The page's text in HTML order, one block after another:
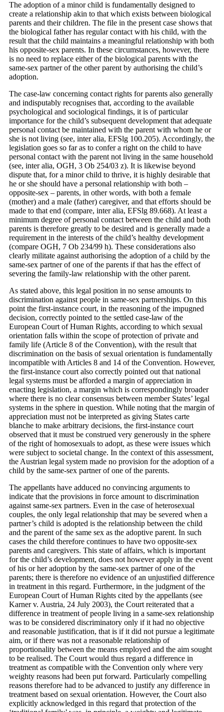
The adoption of a minor child is fundamentally designed to
create a relationship akin to that which exists between biological
parents and their children. The file in the present case shows that
the biological father has regular contact with his child, with the
result that the child maintains a meaningful relationship with both
his opposite-sex parents. In these circumstances, however, there
is no need to replace either of the biological parents with the
same-sex partner of the other parent by authorising the child’s
adoption.
The case-law concerning contact rights for parents also generally
and indisputably recognises that, according to the available
psychological and sociological findings, it is of particular
importance for the child’s subsequent development that adequate
personal contact be maintained with the parent with whom he or
she is not living (see, inter alia, EFSlg 100.205). Accordingly, the
legislation goes so far as to confer a right on the child to have
personal contact with the parent not living in the same household
(see, inter alia, OGH, 3 Ob 254/03 z). It is likewise beyond
dispute that, for a minor child to thrive, it is highly desirable that
he or she should have a personal relationship with both –
opposite-sex – parents, in other words, with both a female
(mother) and a male (father) caregiver, and that efforts should be
made to that end (compare, inter alia, EFSlg 89.668). At least a
minimum degree of personal contact between the child and both
parents is therefore greatly to be desired and is generally made a
requirement in the interests of the child’s healthy development
(compare OGH, 7 Ob 234/99 h). These considerations also
clearly militate against authorising the adoption of a child by the
same-sex partner of one of the parents if that has the effect of
severing the family-law relationship with the other parent.
As stated above, this legal position in no sense amounts to
discrimination against people in same-sex partnerships. On this
point the first-instance court, in the reasoning of the impugned
decision, correctly pointed to the settled case-law of the
European Court of Human Rights, according to which sexual
orientation falls within the scope of protection of private and
family life (Article 8 of the Convention), with the result that
discrimination on the basis of sexual orientation is fundamentally
incompatible with Articles 8 and 14 of the Convention. However,
the first-instance court also correctly pointed out that national
legal systems must be afforded a margin of appreciation in
enacting legislation, a margin which is correspondingly broader
where there is no clear consensus between member States’ legal
systems in the sphere in question. While noting that the margin of
appreciation must not be interpreted as giving States carte
blanche to make arbitrary decisions, the first-instance court
observed that it must be construed very generously in the sphere
of the right of homosexuals to adopt, as these were issues which
were subject to societal change. In the context of this assessment,
the Austrian legal system made no provision for the adoption of a
child by the same-sex partner of one of the parents.
The appellants have adduced no convincing arguments to
indicate that the provisions in force amount to discrimination
against same-sex partners. Even in the case of heterosexual
couples, the only legal relationship that may be severed when a
partner’s child is adopted is the relationship between the child
and the parent of the same sex as the adoptive parent. In such
cases the child therefore continues to have two opposite‑sex
parents and caregivers. This state of affairs, which is important
for the child’s development, does not however apply in the event
of his or her adoption by the same-sex partner of one of the
parents; there is therefore no evidence of an unjustified difference
in treatment in this regard. Furthermore, in the judgment of the
European Court of Human Rights cited by the appellants (see
Karner v. Austria, 24 July 2003), the Court reiterated that a
difference in treatment of people living in a same-sex relationship
was to be considered discriminatory only if it had no objective
and reasonable justification, that is if it did not pursue a legitimate
aim, or if there was not a reasonable relationship of
proportionality between the means employed and the aim sought
to be realised. The Court would thus regard a difference in
treatment as compatible with the Convention only where very
weighty reasons had been put forward. Particularly compelling
reasons therefore had to be advanced to justify any difference in
treatment based on sexual orientation. However, the Court also
explicitly acknowledged in this regard that protection of the